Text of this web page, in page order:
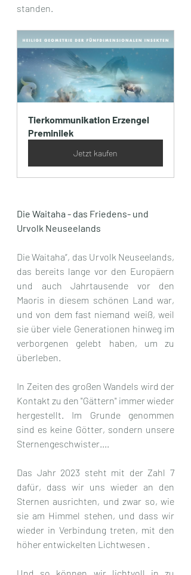
standen.
Tierkommunikation Erzengel
Preminilek
Jetzt kaufen
Die Waitaha - das Friedens- und
Urvolk Neuseelands
Die Waitaha“, das Urvolk Neuseelands,
das bereits lange vor den Europäern
und auch Jahrtausende vor den
Maoris in diesem schönen Land war,
und von dem fast niemand weiß, weil
sie über viele Generationen hinweg im
verborgenen gelebt haben, um zu
überleben.
In Zeiten des großen Wandels wird der
Kontakt zu den "Gättern" immer wieder
hergestellt. Im Grunde genommen
sind es keine Götter, sondern unsere
Sternengeschwister....
Das Jahr 2023 steht mit der Zahl 7
dafür, dass wir uns wieder an den
Sternen ausrichten, und zwar so, wie
sie am Himmel stehen, und dass wir
wieder in Verbindung treten, mit den
höher entwickelten Lichtwesen .
Und so können wir lichtvoll in zu